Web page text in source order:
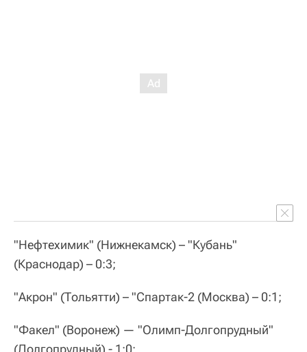
"Нефтехимик" (Нижнекамск) – "Кубань"
(Краснодар) – 0:3;
"Акрон" (Тольятти) – "Спартак-2 (Москва) – 0:1;
"Факел" (Воронеж) — "Олимп-Долгопрудный"
(Долгопрудный) - 1:0;